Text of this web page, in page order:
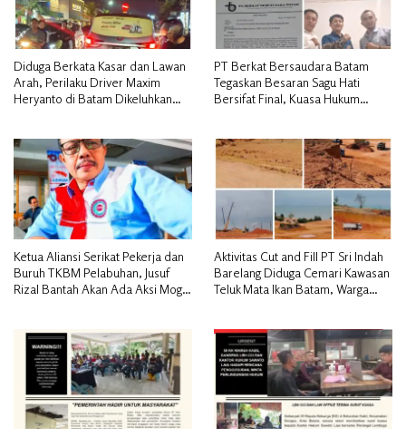
Diduga Berkata Kasar dan Lawan
Arah, Perilaku Driver Maxim
Heryanto di Batam Dikeluhkan
PT Berkat Bersaudara Batam
Tegaskan Besaran Sagu Hati
Bersifat Final, Kuasa Hukum
Ketua Aliansi Serikat Pekerja dan
Buruh TKBM Pelabuhan, Jusuf
Rizal Bantah Akan Ada Aksi Mogol
Aktivitas Cut and Fill PT Sri Indah
Barelang Diduga Cemari Kawasan
Teluk Mata Ikan Batam, Warga